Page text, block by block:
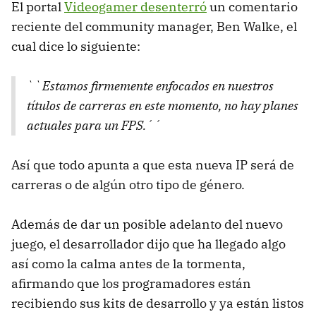
El portalVideogamer desenterróun comentario
reciente del community manager, Ben Walke, el
cual dice lo siguiente:
``Estamos firmemente enfocados en nuestros
títulos de carreras en este momento, no hay planes
actuales para un FPS.´´
Así que todo apunta a que esta nueva IP será de
carreras o de algún otro tipo de género.
Además de dar un posible adelanto del nuevo
juego, el desarrollador dijo que ha llegado algo
así como la calma antes de la tormenta,
afirmando que los programadores están
recibiendo sus kits de desarrollo y ya están listos